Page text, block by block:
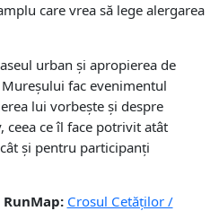
care vrea să lege alergarea
urban și apropierea de
fac evenimentul
lui vorbește și despre
ceea ce îl face potrivit atât
și pentru participanți
Crosul Cetăților /